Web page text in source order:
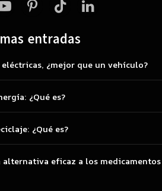
YouTubePinterestTikTok LinkedIn
entradas
¿mejor que un vehículo?
¿Qué es?
¿Qué es?
eficaz a los medicamentos